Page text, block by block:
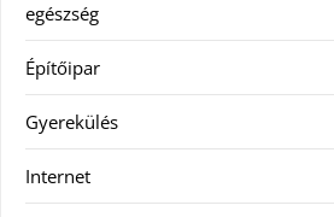
egészség
Építőipar
Gyerekülés
Internet